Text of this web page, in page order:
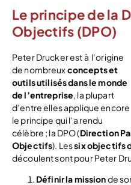
Le principe de la
Objectifs (DPO)
Peter Drucker est à l’origine
de nombreuxconcepts et
outils utilisés dans le monde
de l’entreprise , la plupart
d’entre elles applique encore
le principe qui l’a rendu
célèbre ; la DPO (Direction
Objectifs). Lessix objectifs
découlent sont pour Peter
Définir la missionde